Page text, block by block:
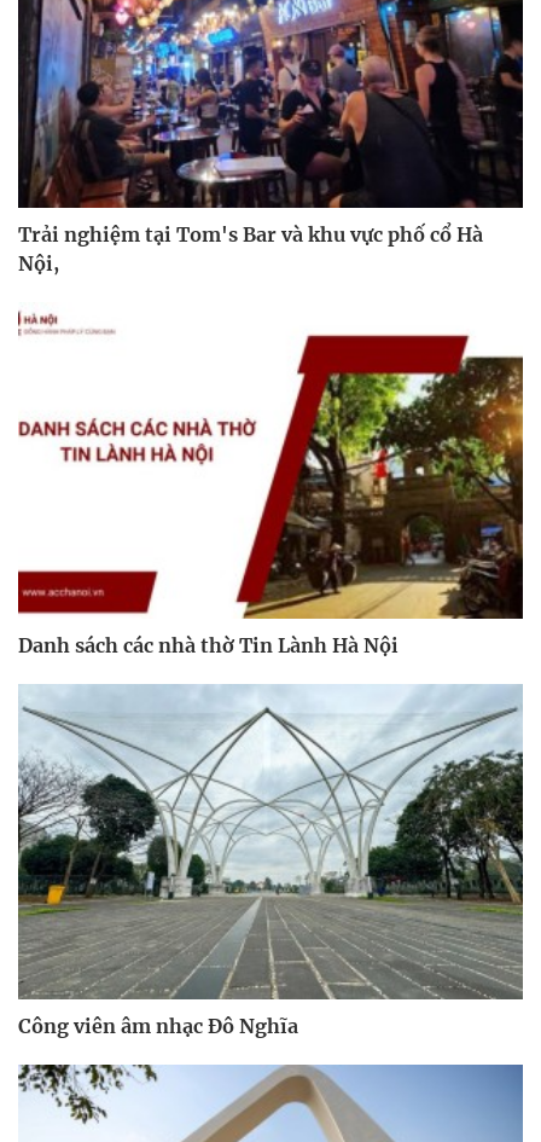
Trải nghiệm tại Tom's Bar và khu vực phố cổ Hà
Nội,
Danh sách các nhà thờ Tin Lành Hà Nội
Công viên âm nhạc Đô Nghĩa